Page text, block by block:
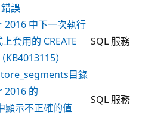
誤
2016 中下一次執行
套用的 CREATE
KB4013115）
SQL 服務
目錄
2016 的
顯示不正確的值
SQL 服務